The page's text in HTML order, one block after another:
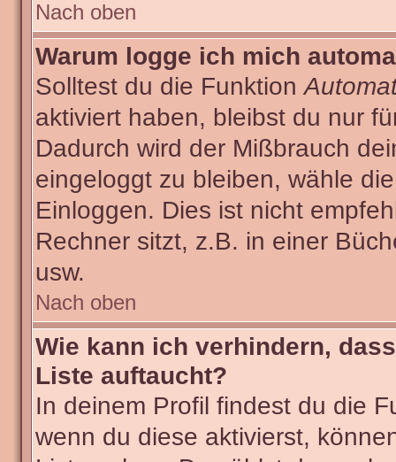
Nach oben
Warum logge ich mich
Solltest du die Funktion
aktiviert haben, bleibst du nur
Dadurch wird der Mißbrauch
eingeloggt zu bleiben, wähle
Einloggen. Dies ist nicht
Rechner sitzt, z.B. in einer
usw.
Nach oben
Wie kann ich verhindern,
Liste auftaucht?
In deinem Profil findest du die
wenn du diese aktivierst,